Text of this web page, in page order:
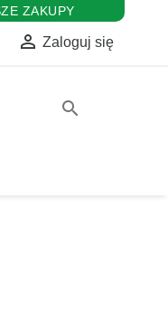
ZAKUPY
 Zaloguj się
search